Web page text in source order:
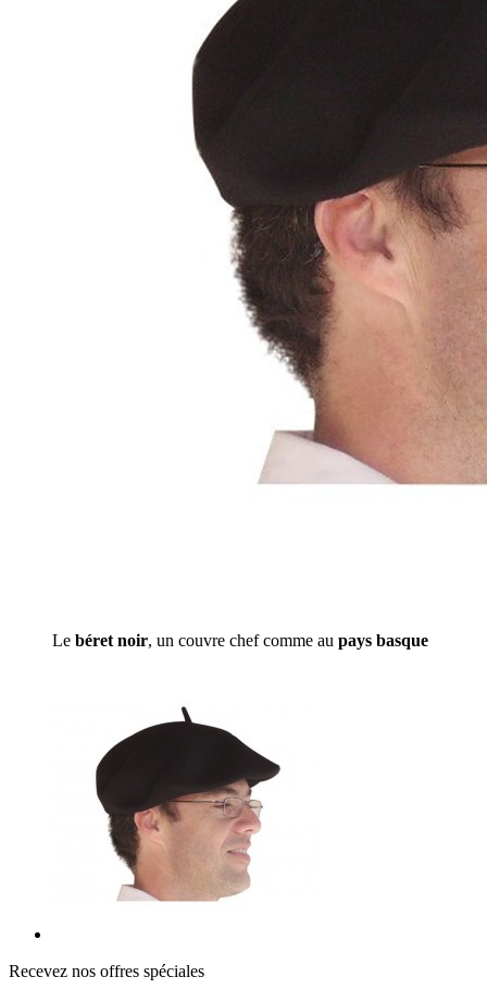
Le béret noir, un couvre chef comme au pays basque
Recevez nos offres spéciales